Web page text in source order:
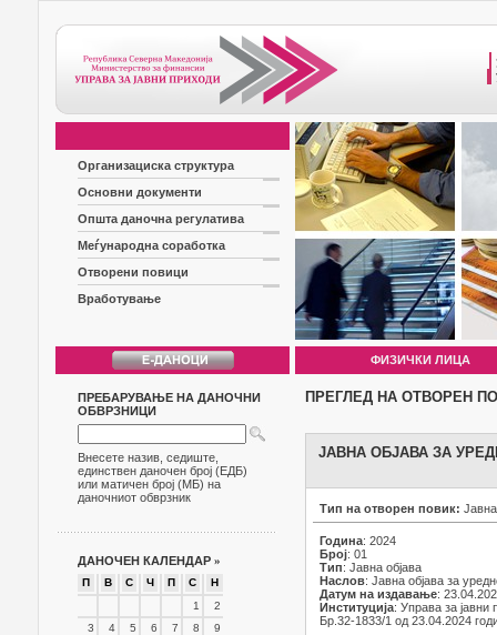
Организациска структура
Основни документи
Општа даночна регулатива
Меѓународна соработка
Отворени повици
Вработување
ФИЗИЧКИ ЛИЦА
ПРЕБАРУВАЊЕ НА ДАНОЧНИ
ОБВРЗНИЦИ
Внесете назив, седиште,
единствен даночен број (ЕДБ)
или матичен број (МБ) на
даночниот обврзник
ДАНОЧЕН КАЛЕНДАР »
П В С Ч П С
Н
1
2
3
4 5 6 7 8
9
ПРЕГЛЕД НА ОТВОРЕН
ЈАВНА ОБЈАВА ЗА
Тип на отворен повик:
Година: 2024
Број: 01
Тип: Јавна објава
Наслов: Јавна објава за
Датум на издавање:
Институција: Управа за јавни
Бр.32-1833/1 од 23.04.2024